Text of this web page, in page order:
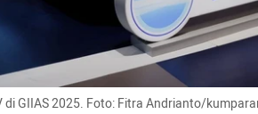
di GIIAS 2025. Foto: Fitra Andrianto/